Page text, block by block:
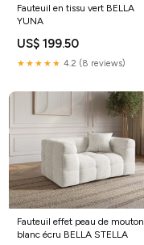
Fauteuil en tissu vert BELLA
YUNA
US$ 199.50
★★★★★ 4.2 (8 reviews)
Fauteuil effet peau de mouton
blanc écru BELLA STELLA